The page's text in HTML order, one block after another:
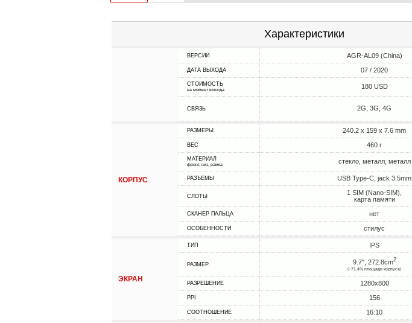
Характеристики
ВЕРСИИ AGR-AL09 (China)
ДАТА ВЫХОДА 07 / 2020
СТОИМОСТЬ
на момент выхода 180 USD
СВЯЗЬ 2G, 3G, 4G
КОРПУС
РАЗМЕРЫ 240.2 x 159 x 7.6 mm
ВЕС 460 г
МАТЕРИАЛ
фронт, низ, рамка стекло, металл, металл
РАЗЪЕМЫ USB Type-C, jack 3.5mm
СЛОТЫ
1 SIM (Nano-SIM),
карта памяти
СКАНЕР ПАЛЬЦА нет
ОСОБЕННОСТИ стилус
ЭКРАН
ТИП IPS
РАЗМЕР 9.7", 272.8cm2
(~71.4% площади корпуса)
РАЗРЕШЕНИЕ 1280x800
PPI 156
СООТНОШЕНИЕ 16:10